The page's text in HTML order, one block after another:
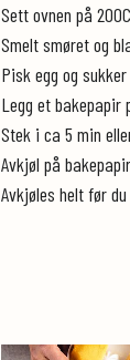
Sett ovnen på 200C
Smelt smøret og
Pisk egg og
Legg et bakepapir
Stek i ca 5 min
Avkjøl på
Avkjøles helt før